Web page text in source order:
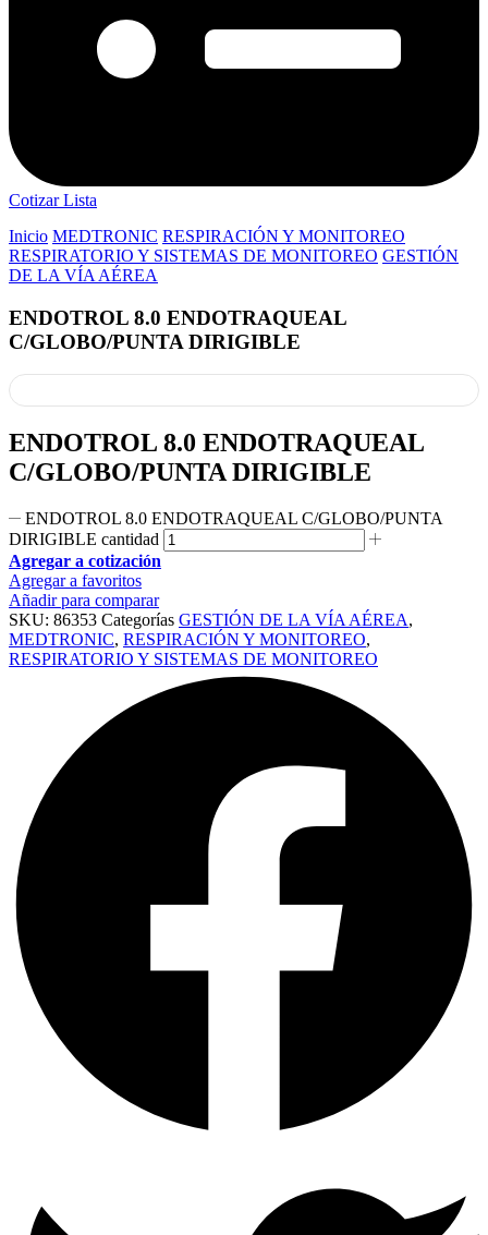
Cotizar Lista
Inicio MEDTRONIC RESPIRACIÓN Y MONITOREO
RESPIRATORIO Y SISTEMAS DE MONITOREO GESTIÓN
DE LA VÍA AÉREA
ENDOTROL 8.0 ENDOTRAQUEAL
C/GLOBO/PUNTA DIRIGIBLE
ENDOTROL 8.0 ENDOTRAQUEAL
C/GLOBO/PUNTA DIRIGIBLE
ENDOTROL 8.0 ENDOTRAQUEAL C/GLOBO/PUNTA
DIRIGIBLE cantidad
Agregar a cotización
Agregar a favoritos
Añadir para comparar
SKU: 86353 Categorías GESTIÓN DE LA VÍA AÉREA,
MEDTRONIC, RESPIRACIÓN Y MONITOREO,
RESPIRATORIO Y SISTEMAS DE MONITOREO